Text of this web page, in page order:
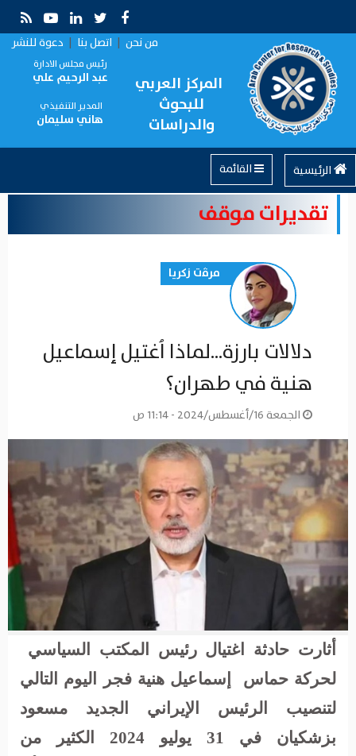
من نحن | اتصل بنا | دعوة للنشر
المركز العربي
للبحوث
والدراسات
رئيس مجلس الادارة
عبد الرحيم علي
المدير التنفيذي
هاني سليمان
الرئيسية
تقديرات موقف
مرﭬت زكريا
دلالات بارزة...لماذا اُغتيل إسماعيل
هنية في طهران؟
الجمعة 16/أغسطس/2024 - 11:14 ص
أثارت حادثة اغتيال رئيس المكتب السياسي
لحركة حماس
إسماعيل هنية فجر اليوم التالي
لتنصيب الرئيس الإيراني الجديد مسعود
بزشكيان في 31 يوليو 2024 الكثير من